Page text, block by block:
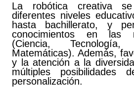
La robótica creativa
diferentes niveles
hasta bachillerato, y
conocimientos en las
(Ciencia,
Matemáticas). Además,
y la atención a la
múltiples posibilidades
personalización.